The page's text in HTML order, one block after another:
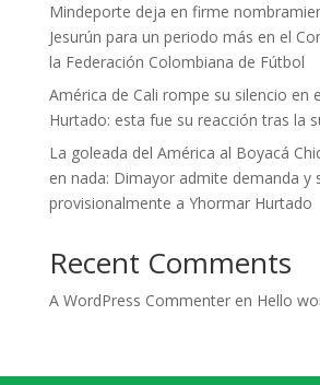
Mindeporte deja en firme
Jesurún para un periodo más en el
la Federación Colombiana de Fútbol
América de Cali rompe su silencio en
Hurtado: esta fue su reacción tras la
La goleada del América al Boyacá
en nada: Dimayor admite demanda y
provisionalmente a Yhormar Hurtado
Recent Comments
A WordPress Commenteren Hello